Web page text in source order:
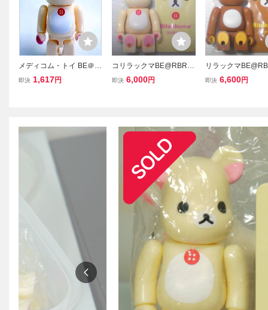
メディコム・トイ BE＠R
BRICK ベアブリック シリ
即決 1,617円
コリラックマBE@RBRIC
Kベアブリック23キュー
即決 6,000円
リラックマ
ベアブリック23キ
即決 6,600円